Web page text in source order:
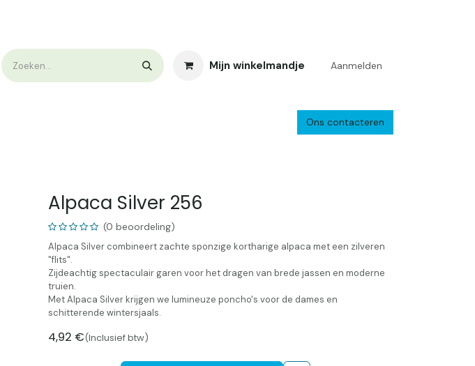
Mijn winkelmandje Aanmelden
Parkeren Bedrijf Verzenden en
Ons contacteren
Alpaca Silver 256
(0 beoordeling)
Alpaca Silver combineert zachte sponzige kortharige alpaca met een zilveren
"flits".
Zijdeachtig spectaculair garen voor het dragen van brede jassen en moderne
truien.
Met Alpaca Silver krijgen we lumineuze poncho's voor de dames en
schitterende wintersjaals.
4,92 €(Inclusief btw)